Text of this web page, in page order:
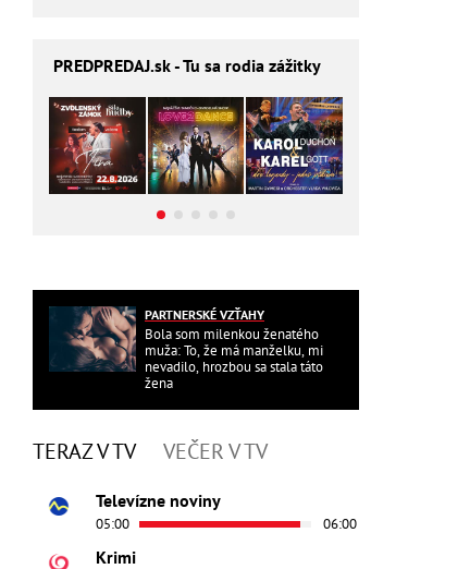
PREDPREDAJ.sk - Tu sa rodia zážitky
PARTNERSKÉ VZŤAHY
Bola som milenkou ženatého
muža: To, že má manželku, mi
nevadilo, hrozbou sa stala táto
žena
TERAZ V TV VEČER V TV
Televízne noviny
05:00 06:00
Krimi